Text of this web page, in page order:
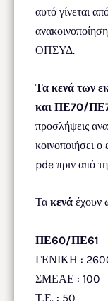
αυτό γίνεται
ΟΠΣΥΔ.
Τα κενά των
και ΠΕ70/
προσλήψεις
κοινοποιήσει
pde πριν από
Τα κενά έχουν
ΠΕ60/ΠΕ61
ΓΕΝΙΚΗ : 2600
ΣΜΕΑΕ : 100
Τ.Ε. : 50